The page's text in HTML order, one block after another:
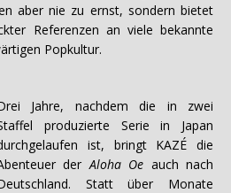
aber nie zu ernst, sondern bietet
Referenzen an viele bekannte
Popkultur.
Jahre, nachdem die in zwei
produzierte Serie in Japan
ist, bringt KAZÉ die
der Aloha Oe auch nach
Statt über Monate